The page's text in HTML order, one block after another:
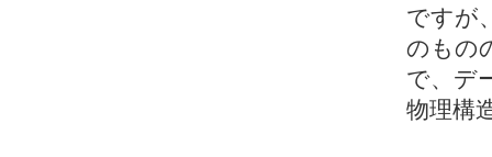
ですが
のもの
で、デ
物理構